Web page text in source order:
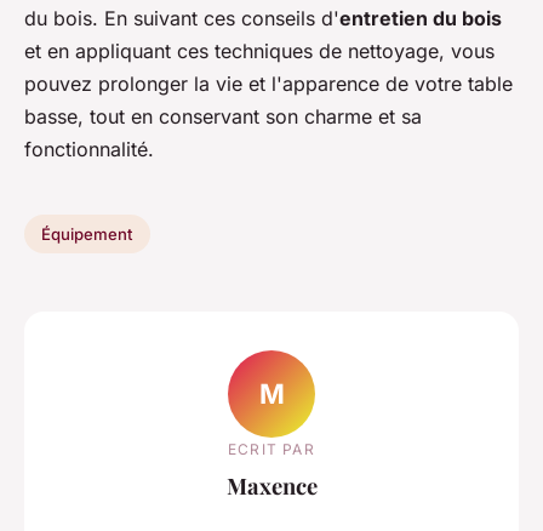
du bois. En suivant ces conseils d'entretien du bois
et en appliquant ces techniques de nettoyage, vous
pouvez prolonger la vie et l'apparence de votre table
basse, tout en conservant son charme et sa
fonctionnalité.
Équipement
M
ECRIT PAR
Maxence